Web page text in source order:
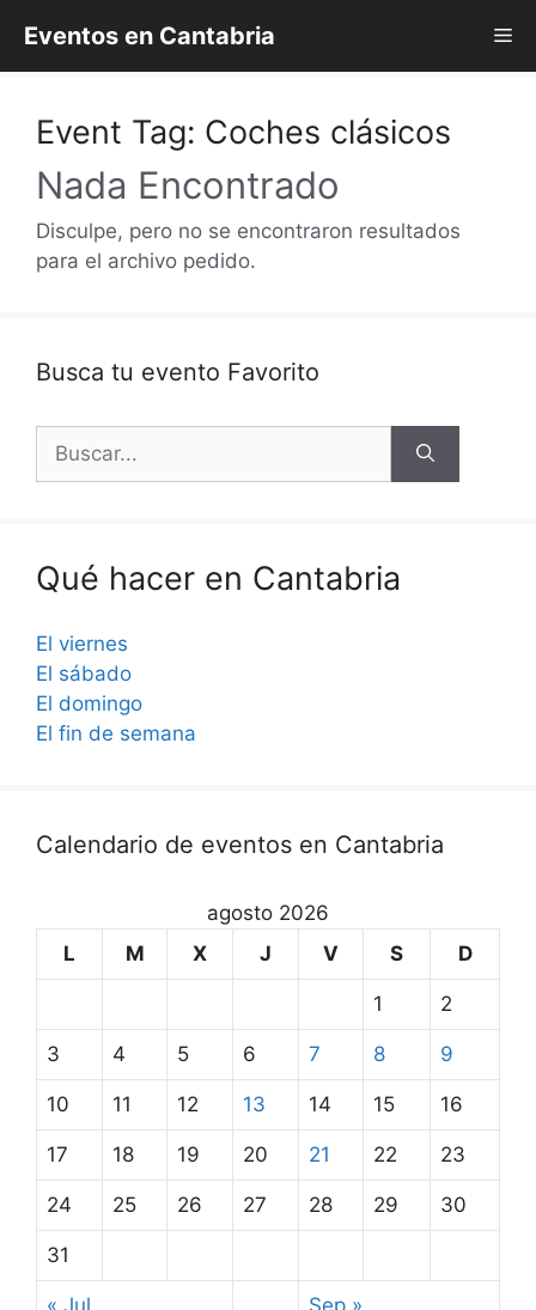
contenido
Eventos en Cantabria
Event Tag: Coches clásicos
Nada Encontrado
Disculpe, pero no se encontraron resultados
para el archivo pedido.
Busca tu evento Favorito
Buscar:
Qué hacer en Cantabria
El viernes
El sábado
El domingo
El fin de semana
Calendario de eventos en Cantabria
agosto 2026
L
M X J V S D
1 2
3 4 5 6 7 8 9
10 11 12 13 14 15 16
17 18 19 20 21 22 23
24 25 26 27 28 29 30
31
« Jul Sep »